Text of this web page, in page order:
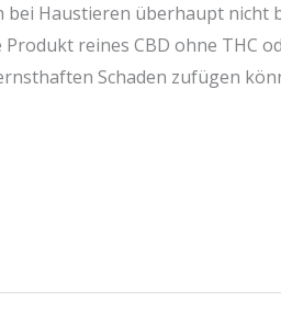
Haustieren überhaupt nicht
reines CBD ohne THC
Schaden zufügen